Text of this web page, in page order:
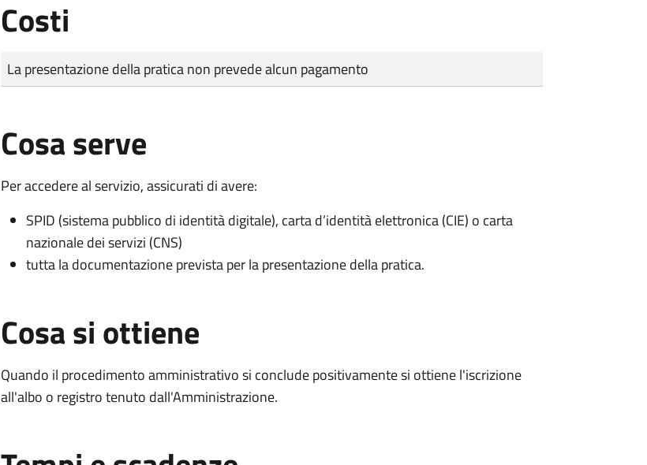
Costi
Tipo di pagamento
Importo
La presentazione della pratica non prevede alcun pagamento
Cosa serve
Per accedere al servizio, assicurati di avere:
SPID (sistema pubblico di identità digitale), carta d’identità elettronica (CIE) o carta
nazionale dei servizi (CNS)
tutta la documentazione prevista per la presentazione della pratica.
Cosa si ottiene
Quando il procedimento amministrativo si conclude positivamente si ottiene l'iscrizione
all'albo o registro tenuto dall'Amministrazione.